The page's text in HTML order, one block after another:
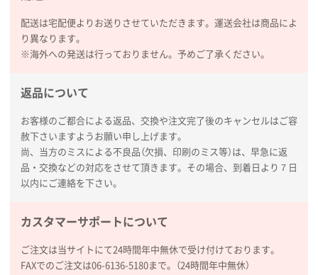
配送は宅配便よりお送りさせていただきます。運送会社は商品によ
り異なります。
※海外への発送は行っておりません。予めご了承ください。
返品について
お客様のご都合による返品、交換や注文完了後のキャンセルはご容
赦下さいますようお願い申し上げます。
尚、当方のミスによる不良品（欠損、印刷のミス等）は、早急に返
品・交換などの対応をさせて頂きます。その場合、到着日より７日
以内にご連絡を下さい。
カスタマーサポートについて
ご注文は当サイトにて24時間年中無休で受け付けております。
FAXでのご注文は06-6136-5180まで。（24時間年中無休）